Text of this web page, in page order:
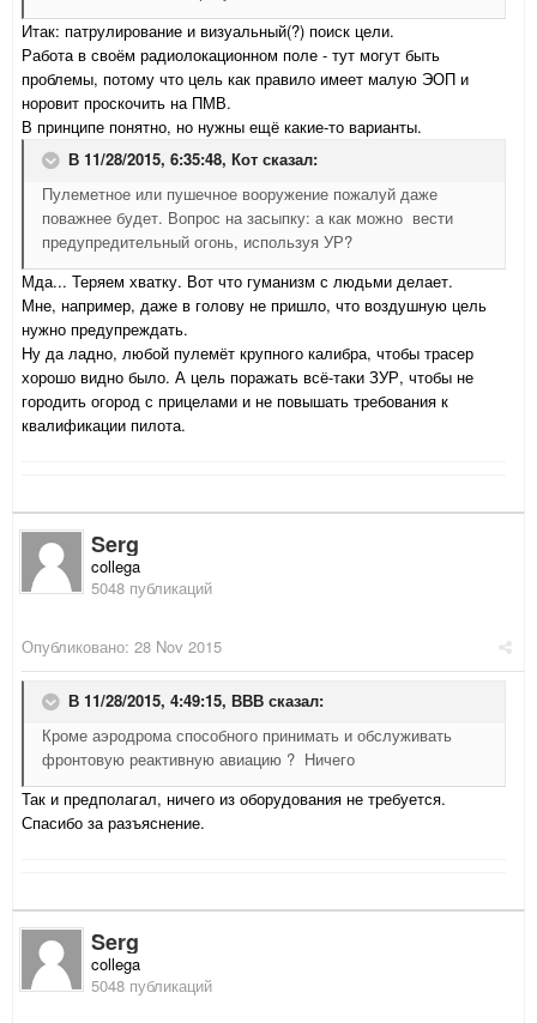
Итак: патрулирование и визуальный(?) поиск цели.
Работа в своём радиолокационном поле - тут могут быть
проблемы, потому что цель как правило имеет малую ЭОП и
норовит проскочить на ПМВ.
В принципе понятно, но нужны ещё какие-то варианты.
В 11/28/2015, 6:35:48, Кот сказал:
Пулеметное или пушечное вооружение пожалуй даже
поважнее будет. Вопрос на засыпку: а как можно вести
предупредительный огонь, используя УР?
Мда... Теряем хватку. Вот что гуманизм с людьми делает.
Мне, например, даже в голову не пришло, что воздушную цель
нужно предупреждать.
Ну да ладно, любой пулемёт крупного калибра, чтобы трасер
хорошо видно было. А цель поражать всё-таки ЗУР, чтобы не
городить огород с прицелами и не повышать требования к
квалификации пилота.
Serg
collega
5048 публикаций
Опубликовано: 28 Nov 2015
В 11/28/2015, 4:49:15, ВВВ сказал:
Кроме аэродрома способного принимать и обслуживать
фронтовую реактивную авиацию ? Ничего
Так и предполагал, ничего из оборудования не требуется.
Спасибо за разъяснение.
Serg
collega
5048 публикаций